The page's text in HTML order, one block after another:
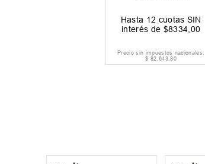
Hasta 12 cuotas SIN
interés de $8334 00
Precio sin impuestos nacionales:
$ 82.643,80